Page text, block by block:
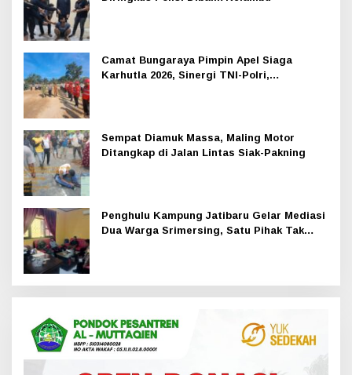
Camat Bungaraya Pimpin Apel Siaga
Karhutla 2026, Sinergi TNI-Polri,
Sempat Diamuk Massa, Maling Motor
Ditangkap di Jalan Lintas Siak-Pakning
Penghulu Kampung Jatibaru Gelar Mediasi
Dua Warga Srimersing, Satu Pihak Tak